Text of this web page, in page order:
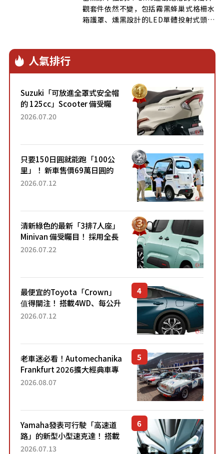
觀套件依然不變，包括霧黑蜂巢式格柵水
箱護罩、燻黑設計的LED單體投射式頭燈
銘版等，依舊展現出｢勁跑旅」的運動風
人氣排行
Suzuki「可放進全罩式安全帽
的 125cc」Scooter 備受矚
目！採用全新流線設計與各項
2026.07.20
只要150日圓就能跑「100公
里」！ 新車售價69萬日圓的
「3人座」Trike大受歡迎！ 順
2026.07.12
清新綠色的最新「3排7人座」
Minivan 備受矚目！ 採用全長
4.7公尺剛剛好的車身尺寸與
2026.07.22
最便宜的Toyota「Crown」
值得關注！ 搭載4WD、每公升
22.4公里低油耗表現超亮眼！
2026.07.12
老車迷必看！Automechanika
Frankfurt 2026擴大經典車專
區 1954年珍稀古董車現場修復
2026.08.07
Yamaha發表可行駛「高速道
路」的新型小型速克達！ 搭載
能享受超強勁「渦輪感」的動
2026.07.13